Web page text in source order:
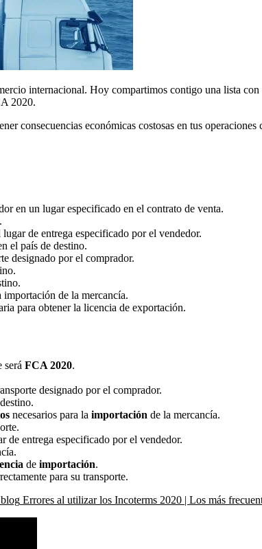
internacional. Hoy compartimos contigo una lista con
2020.
consecuencias económicas costosas en tus
en un lugar especificado en el contrato de venta.
de entrega especificado por el vendedor.
el país de destino.
designado por el comprador.
importación de la mercancía.
para obtener la licencia de exportación.
será FCA 2020.
designado por el comprador.
necesarios para la importación de la mercancía.
de entrega especificado por el vendedor.
de importación.
para su transporte.
Errores al utilizar los Incoterms 2020 | Los más